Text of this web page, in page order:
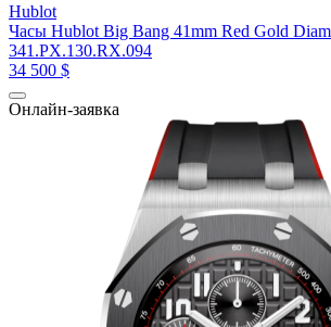
Hublot
Часы Hublot Big Bang 41mm Red Gold
341.PX.130.RX.094
34 500 $
Онлайн-заявка